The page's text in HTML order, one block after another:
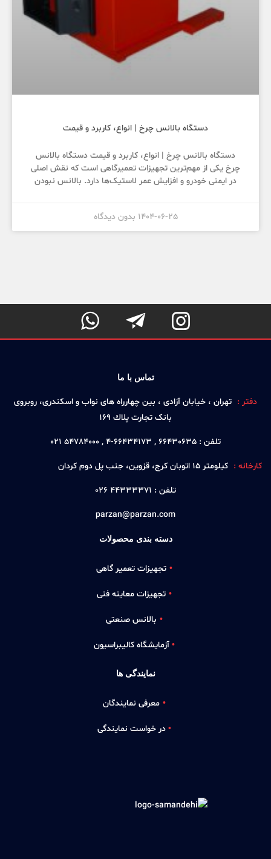
دستگاه بالانس چرخ | انواع، کاربرد و قیمت
دستگاه بالانس چرخ | انواع، کاربرد و قیمت دستگاه بالانس
چرخ یکی از مهم‌ترین تجهیزات تعمیرگاهی است که نقش اصلی
در ایمنی خودرو و افزایش عمر لاستیک‌ها دارد. بالانس نبودن
1404-06-25 بدون دیدگاه



تماس با ما
دفتر : تهران ، خيابان آزادی ، بين چهارراه های نواب و اسكندری، روبروی
بانک تجارت پلاك 169
تلفن : 66430635 , 66434173-4 , 54784000 021
کارخانه : كيلومتر 15 اتوبان كرج، قزوين، جنب پل دوم كردان
تلفن : 44333371 026
parzan@parzan.com
دسته بندی محصولات
تجهیزات تعمیر گاهی
تجهیزات معاینه فنی
بالانس صنعتی
آزمایشگاه کالیبراسیون
نمایندگی ها
معرفی نمایندگان
در خواست نمایندگی